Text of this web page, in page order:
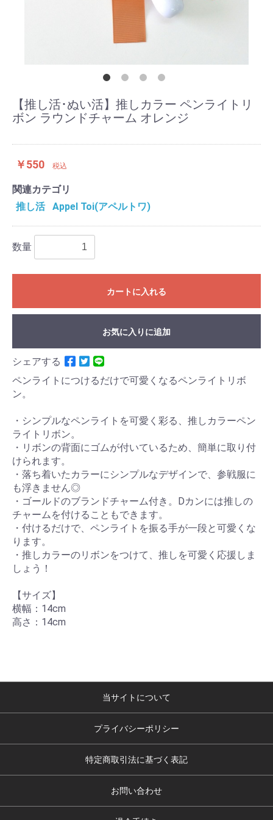
【推し活･ぬい活】推しカラー ペンライトリ
ボン ラウンドチャーム オレンジ
￥550 税込
関連カテゴリ
推し活
Appel Toi(アペルトワ)
数量
カートに入れる
お気に入りに追加
シェアする
ペンライトにつけるだけで可愛くなるペンライトリボ
ン。
・シンプルなペンライトを可愛く彩る、推しカラーペン
ライトリボン。
・リボンの背面にゴムが付いているため、簡単に取り付
けられます。
・落ち着いたカラーにシンプルなデザインで、参戦服に
も浮きません◎
・ゴールドのブランドチャーム付き。Dカンには推しの
チャームを付けることもできます。
・付けるだけで、ペンライトを振る手が一段と可愛くな
ります。
・推しカラーのリボンをつけて、推しを可愛く応援しま
しょう！
【サイズ】
横幅：14cm
高さ：14cm
当サイトについて
プライバシーポリシー
特定商取引法に基づく表記
お問い合わせ